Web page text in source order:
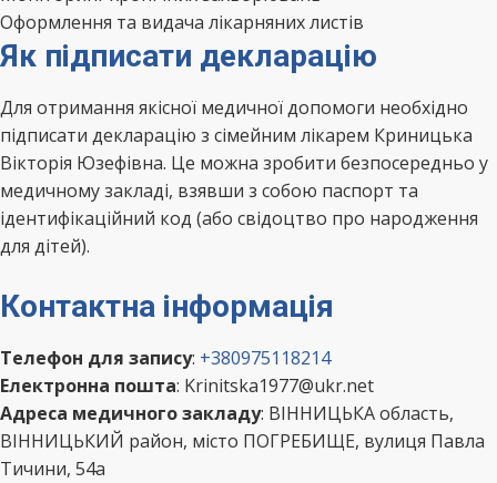
Оформлення та видача лікарняних листів
Як підписати декларацію
Для отримання якісної медичної допомоги необхідно
підписати декларацію з сімейним лікарем Криницька
Вікторія Юзефівна. Це можна зробити безпосередньо у
медичному закладі, взявши з собою паспорт та
ідентифікаційний код (або свідоцтво про народження
для дітей).
Контактна інформація
Телефон для запису: +380975118214
Електронна пошта: Krinitska1977@ukr.net
Адреса медичного закладу: ВІННИЦЬКА область,
ВІННИЦЬКИЙ район, місто ПОГРЕБИЩЕ, вулиця Павла
Тичини, 54а